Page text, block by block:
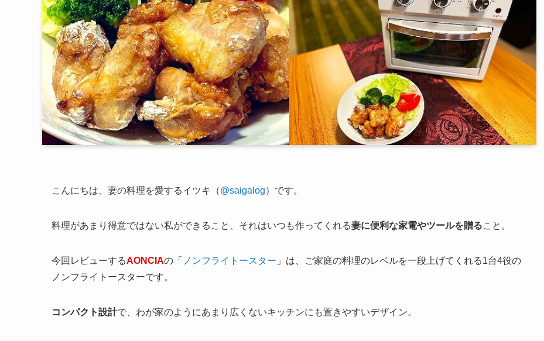
こんにちは、妻の料理を愛するイツキ（@saigalog）です。
料理があまり得意ではない私ができること、それはいつも作ってくれる妻に便利な家電やツールを贈ること。
今回レビューするAONCIAの「 ノンフライトースター 」は、ご家庭の料理のレベルを一段上げてくれる1台4役の
ノンフライトースターです。
コンパクト設計で、わが家のようにあまり広くないキッチンにも置きやすいデザイン。